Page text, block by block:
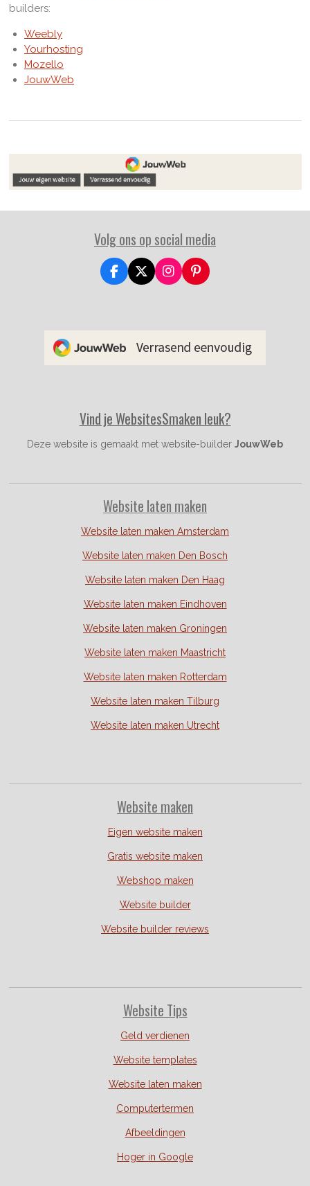
builders:
Weebly
Yourhosting
Mozello
JouwWeb
Volg ons op social media
F
a
o
X
I
n
r
P
i
e
Vind je WebsitesSmaken leuk?
Deze website is gemaakt met website-builder JouwWeb
Website laten maken
Website laten maken Amsterdam
Website laten maken Den Bosch
Website laten maken Den Haag
Website laten maken Eindhoven
Website laten maken Groningen
Website laten maken Maastricht
Website laten maken Rotterdam
Website laten maken Tilburg
Website laten maken Utrecht
Website maken
Eigen website maken
Gratis website maken
Webshop maken
Website builder
Website builder reviews
Website Tips
Geld verdienen
Website templates
Website laten maken
Computertermen
Afbeeldingen
Hoger in Google